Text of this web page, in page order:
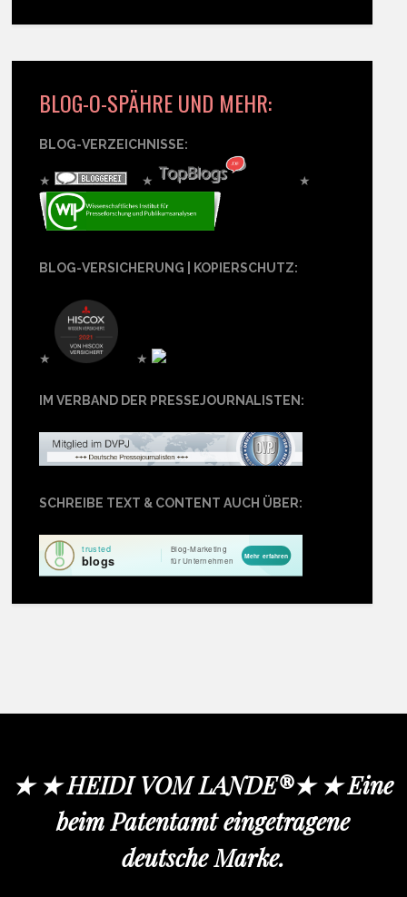
BLOG-O-SPÄHRE UND MEHR:
BLOG-VERZEICHNISSE:
★ ★ ★
BLOG-VERSICHERUNG | KOPIERSCHUTZ:
★ ★
IM VERBAND DER PRESSEJOURNALISTEN:
SCHREIBE TEXT & CONTENT AUCH ÜBER:
★ ★ HEIDI VOM LANDE®★ ★ Eine
beim Patentamt eingetragene
deutsche Marke.